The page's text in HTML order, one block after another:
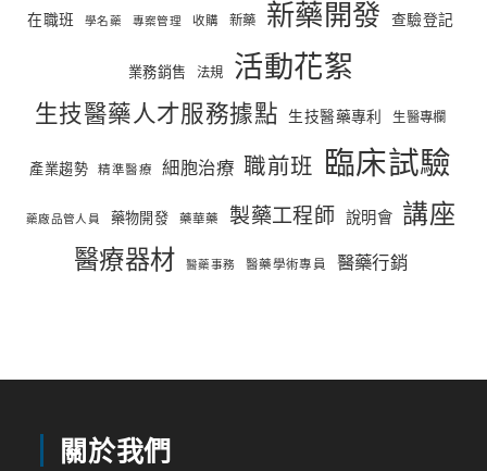
在職班 學名藥 專案管理 收購 新藥 新藥開發 查驗登記
業務銷售 法規 活動花絮
生技醫藥人才服務據點 生技醫藥專利 生醫專欄
產業趨勢 精準醫療 細胞治療 職前班 臨床試驗
藥廠品管人員 藥物開發 藥華藥 製藥工程師 說明會 講座
醫療器材 醫藥事務 醫藥學術專員 醫藥行銷
關於我們